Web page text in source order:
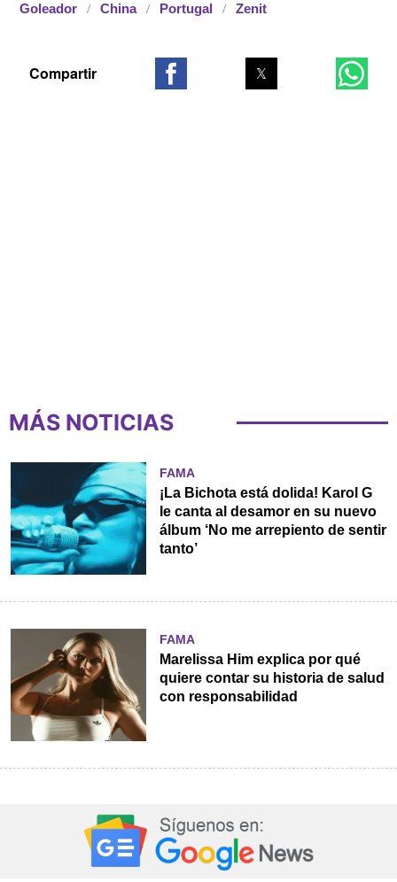
Goleador China Portugal Zenit
MÁS NOTICIAS
FAMA
¡La Bichota está dolida! Karol G
le canta al desamor en su nuevo
álbum ‘No me arrepiento de sentir
tanto’
FAMA
Marelissa Him explica por qué
quiere contar su historia de salud
con responsabilidad